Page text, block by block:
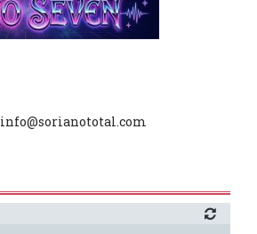
info@sorianototal.com